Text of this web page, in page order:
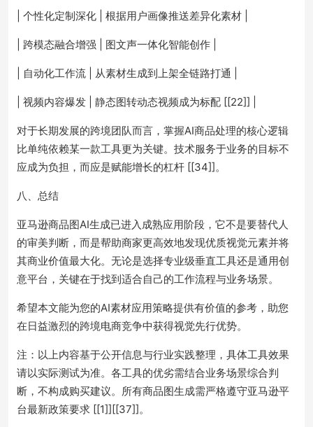
| 个性化定制深化 | 根据用户画像推送差异化素材 |
| 跨模态融合增强 | 图文声一体化智能创作 |
| 自动化工作流 | 从素材生成到上架全链路打通 |
| 视频内容爆发 | 静态图转动态视频成为标配 [[22]] |
对于长期发展的跨境团队而言，掌握AI商品处理的核心逻辑
比单纯依赖某一款工具更为关键。技术服务于业务的目标不
应成为负担，而应是赋能增长的杠杆 [[34]]。
八、总结
亚马逊商品图AI生成已进入成熟应用阶段，它不是要替代人
的审美判断，而是帮助商家更高效地发现优质视觉元素并将
其商业价值最大化。无论是选择专业级垂直工具还是通用创
意平台，关键在于找到适合自己的工作流程与业务场景。
希望本文能为您的AI素材应用策略提供有价值的参考，助您
在日益激烈的跨境电商竞争中获得视觉先行优势。
注：以上内容基于公开信息与行业实践整理，具体工具效果
请以实际测试为准。各工具的优劣需结合业务场景综合判
断，不构成购买建议。所有商品图生成需严格遵守亚马逊平
台最新政策要求 [[1]][[37]]。